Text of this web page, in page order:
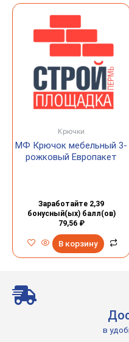
Крючки
МФ Крючок мебельный 3-
рожковый Европакет
Заработайте 2,39
бонусный(ых) балл(ов)
79,56 ₽
В корзину
в